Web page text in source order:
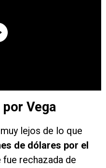
Vega
lejos de lo que
de dólares por el
rechazada de